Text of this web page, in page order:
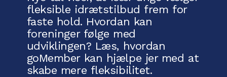
fleksible idrætstilbud frem for
faste hold. Hvordan kan
foreninger følge med
udviklingen? Læs, hvordan
goMember kan hjælpe jer med at
skabe mere fleksibilitet.